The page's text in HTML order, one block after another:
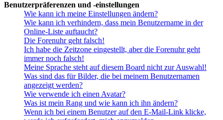
Benutzerpräferenzen und -einstellungen
Wie kann ich meine Einstellungen ändern?
Wie kann ich verhindern, dass mein Benutzername in der
Online-Liste auftaucht?
Die Forenuhr geht falsch!
Ich habe die Zeitzone eingestellt, aber die Forenuhr geht
immer noch falsch!
Meine Sprache steht auf diesem Board nicht zur Auswahl!
Was sind das für Bilder, die bei meinem Benutzernamen
angezeigt werden?
Wie verwende ich einen Avatar?
Was ist mein Rang und wie kann ich ihn ändern?
Wenn ich bei einem Benutzer auf den E-Mail-Link klicke,